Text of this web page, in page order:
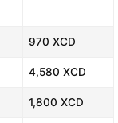
970 XCD
4,580 XCD
1,800 XCD